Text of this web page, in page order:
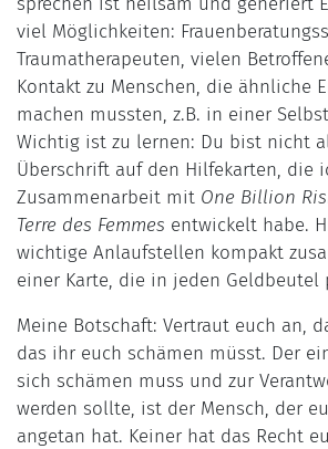
viel Möglichkeiten:
Traumatherapeuten, vielen
Kontakt zu Menschen, die ähnliche
machen mussten, z.B. in einer
Wichtig ist zu lernen: Du bist nicht
Überschrift auf den Hilfekarten, die
Zusammenarbeit mit One Billion
Terre des Femmes entwickelt habe.
wichtige Anlaufstellen kompakt
einer Karte, die in jeden Geldbeutel
Meine Botschaft: Vertraut euch an,
das ihr euch schämen müsst. Der
sich schämen muss und zur
werden sollte, ist der Mensch, der
angetan hat. Keiner hat das Recht